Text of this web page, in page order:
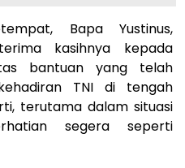
Bapa Yustinus,
kasihnya kepada
bantuan yang telah
TNI di tengah
terutama dalam situasi
segera seperti